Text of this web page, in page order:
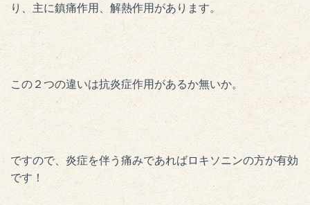
り、主に鎮痛作用、解熱作用があります。
この２つの違いは抗炎症作用があるか無いか。
ですので、炎症を伴う痛みであればロキソニンの方が有効
です！